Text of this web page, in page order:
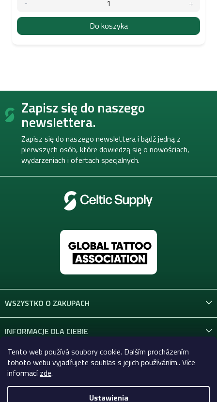
Tento web používá soubory cookie. Dalším procházením
tohoto webu vyjadřujete souhlas s jejich používáním.. Více
informacízde.
Ustawienia
Do koszyka
S
Zapisz się do naszego
newslettera.
Zapisz się do naszego newslettera i bądź jedną z
pierwszych osób, które dowiedzą się o nowościach,
wydarzeniach i ofertach specjalnych.
WSZYSTKO O ZAKUPACH
INFORMACJE DLA CIEBIE
KONTAKT